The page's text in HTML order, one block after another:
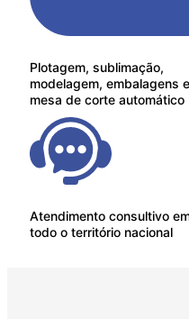
Plotagem, sublimação,
modelagem, embalagens e
mesa de corte automático
Atendimento consultivo
todo o território nacional